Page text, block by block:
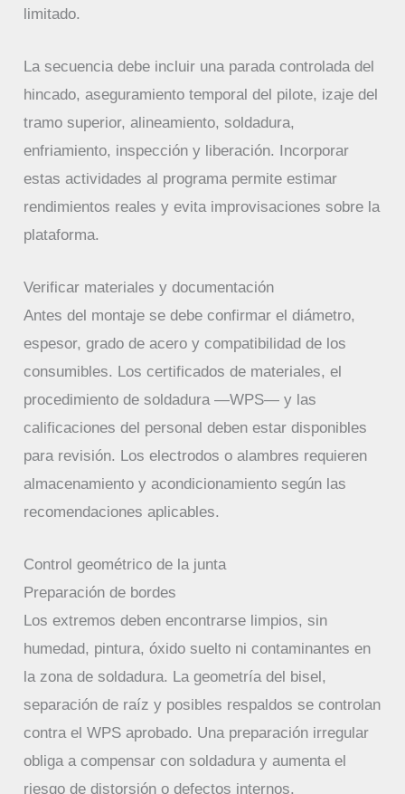
limitado.
La secuencia debe incluir una parada controlada del
hincado, aseguramiento temporal del pilote, izaje del
tramo superior, alineamiento, soldadura,
enfriamiento, inspección y liberación. Incorporar
estas actividades al programa permite estimar
rendimientos reales y evita improvisaciones sobre la
plataforma.
Verificar materiales y documentación
Antes del montaje se debe confirmar el diámetro,
espesor, grado de acero y compatibilidad de los
consumibles. Los certificados de materiales, el
procedimiento de soldadura —WPS— y las
calificaciones del personal deben estar disponibles
para revisión. Los electrodos o alambres requieren
almacenamiento y acondicionamiento según las
recomendaciones aplicables.
Control geométrico de la junta
Preparación de bordes
Los extremos deben encontrarse limpios, sin
humedad, pintura, óxido suelto ni contaminantes en
la zona de soldadura. La geometría del bisel,
separación de raíz y posibles respaldos se controlan
contra el WPS aprobado. Una preparación irregular
obliga a compensar con soldadura y aumenta el
riesgo de distorsión o defectos internos.